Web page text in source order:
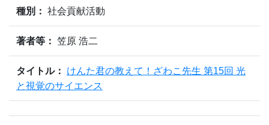
種別： 社会貢献活動
著者等： 笠原 浩二
タイトル：
けんた君の教えて！ざわこ先生 第15回 光
と視覚のサイエンス